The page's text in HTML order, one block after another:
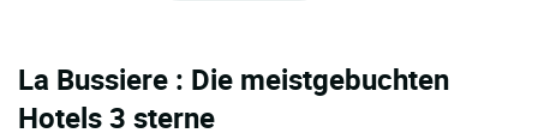
La Bussiere : Die meistgebuchten
Hotels 3 sterne